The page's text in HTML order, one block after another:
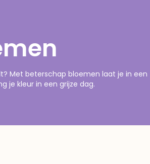
Met beterschap bloemen laat je in een
je kleur in een grijze dag.